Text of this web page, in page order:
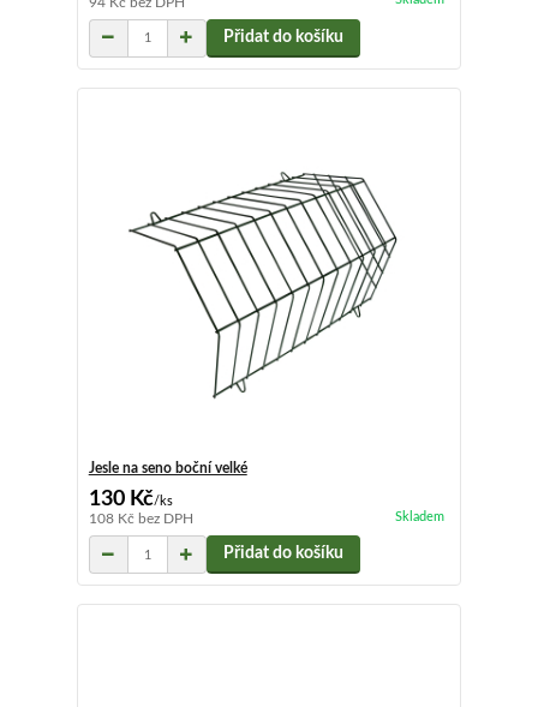
Přidat do košíku
Jesle na seno boční velké
130 Kč/ks
108 Kč bez DPH Skladem
Přidat do košíku